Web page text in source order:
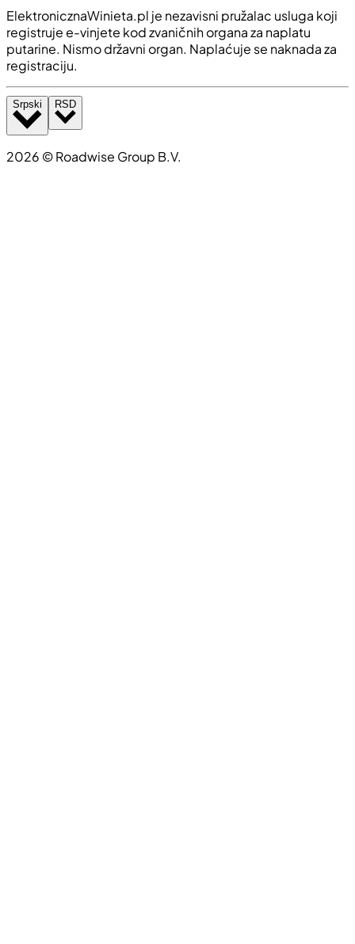
ElektronicznaWinieta.pl je nezavisni pružalac usluga koji
registruje e-vinjete kod zvaničnih organa za naplatu
putarine. Nismo državni organ. Naplaćuje se naknada za
registraciju.
Srpski RSD
2026 ©Roadwise Group B.V.